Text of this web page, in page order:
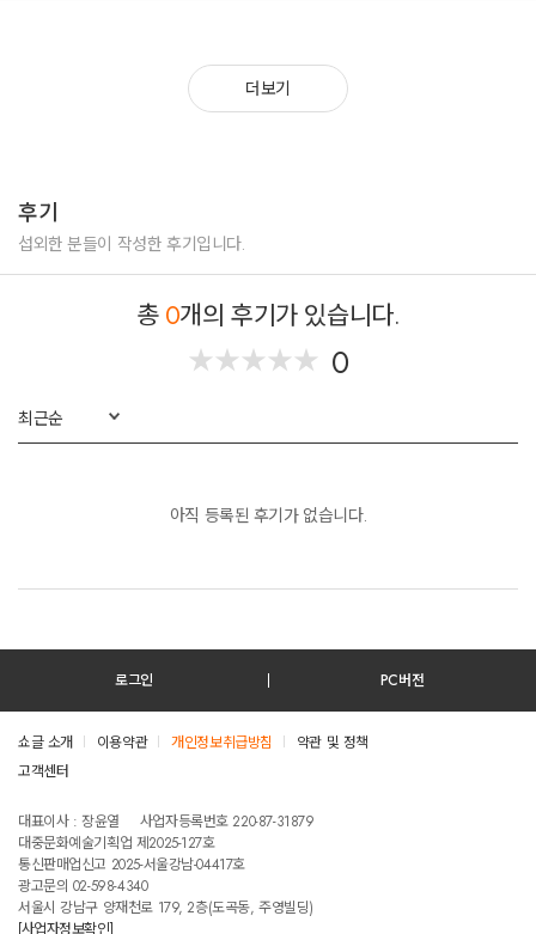
더보기
후기
섭외한 분들이 작성한 후기입니다.
총 0개의 후기가 있습니다.
★★★★★
★★★★★ 0
최근순
아직 등록된 후기가 없습니다.
로그인 PC버전
쇼글 소개 이용약관 개인정보취급방침
약관 및 정책
고객센터
대표이사 : 장윤열
사업자등록번호 220-87-31879
대중문화예술기획업 제2025-127호
통신판매업신고 2025-서울강남-04417호
광고문의 02-598-4340
서울시 강남구 양재천로 179, 2층(도곡동, 주영빌딩)
[사업자정보확인]